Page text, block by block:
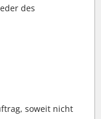
des
soweit nicht